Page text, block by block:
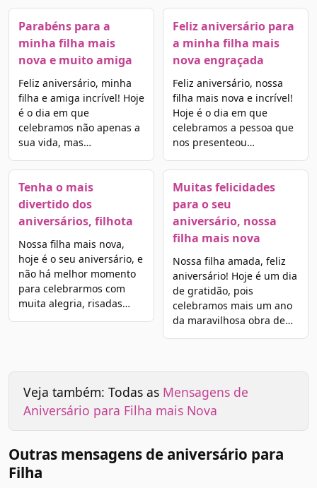
Parabéns para a
minha filha mais
nova e muito amiga
Feliz aniversário, minha
filha e amiga incrível! Hoje
é o dia em que
celebramos não apenas a
sua vida, mas…
Tenha o mais
divertido dos
aniversários, filhota
Nossa filha mais nova,
hoje é o seu aniversário, e
não há melhor momento
para celebrarmos com
muita alegria, risadas…
Feliz aniversário para
a minha filha mais
nova engraçada
Feliz aniversário, nossa
filha mais nova e incrível!
Hoje é o dia em que
celebramos a pessoa que
nos presenteou…
Muitas felicidades
para o seu
aniversário, nossa
filha mais nova
Nossa filha amada, feliz
aniversário! Hoje é um dia
de gratidão, pois
celebramos mais um ano
da maravilhosa obra de…
Veja também: Todas as Mensagens de
Aniversário para Filha mais Nova
Outras mensagens de aniversário para
Filha